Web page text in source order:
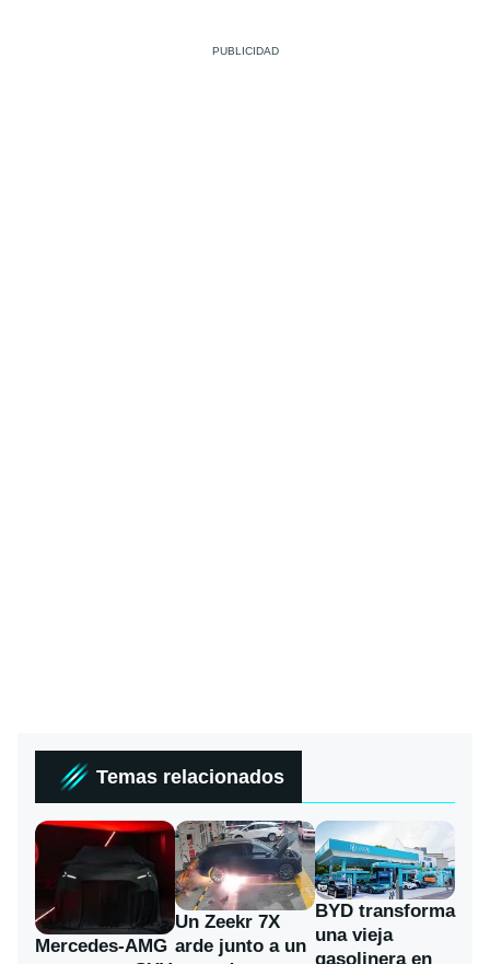
Temas relacionados
Mercedes-AMG
Un Zeekr 7X
arde junto a un
BYD transforma
una vieja
gasolinera en